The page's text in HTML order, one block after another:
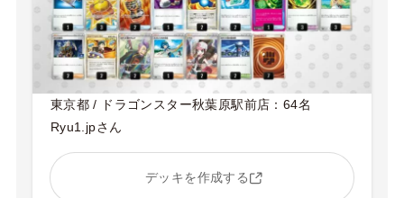
東京都 / ドラゴンスター秋葉原駅前店：64名
Ryu1.jpさん
デッキを作成する